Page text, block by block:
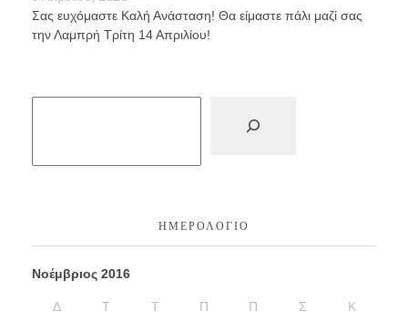
Σας ευχόμαστε Καλή Ανάσταση! Θα είμαστε πάλι μαζί σας
την Λαμπρή Τρίτη 14 Απριλίου!
ΗΜΕΡΟΛΌΓΙΟ
Νοέμβριος 2016
Δ Τ Τ Π Π Σ Κ